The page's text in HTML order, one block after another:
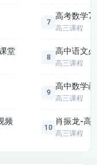
醋、腐乳、泡菜
和注意事项。
的配制、微生物
选和鉴定。
生掌握这些生物
堂
频
7
高考数学
高三课程
8
高中语文
高三课程
9
高中数学
高三课程
10
肖振龙-高
高三课程